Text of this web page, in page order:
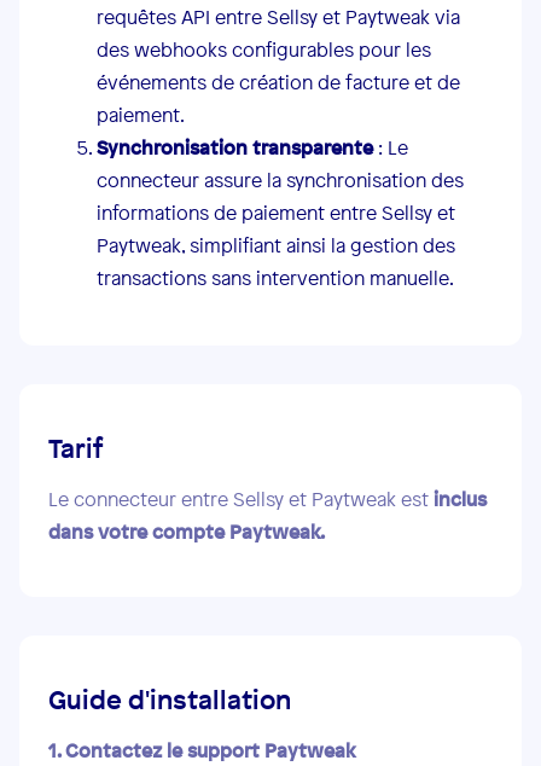
requêtes API entre Sellsy et Paytweak via
des webhooks configurables pour les
événements de création de facture et de
paiement.
Synchronisation transparente: Le
connecteur assure la synchronisation des
informations de paiement entre Sellsy et
Paytweak, simplifiant ainsi la gestion des
transactions sans intervention manuelle.
Tarif
Le connecteur entre Sellsy et Paytweak estinclus
dans votre compte Paytweak.
Guide d'installation
1. Contactez le support Paytweak